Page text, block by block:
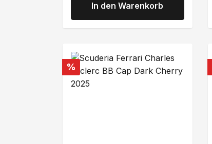
In den Warenkorb
Rabatt
%